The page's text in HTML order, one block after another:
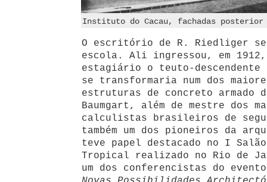
Instituto do Cacau, fachadas
O escritório de R. Riedliger
escola. Ali ingressou, em 1912,
estagiário o teuto-descendente
se transformaria num dos
estruturas de concreto armado
Baumgart, além de mestre dos
calculistas brasileiros de
também um dos pioneiros da
teve papel destacado no I
Tropical realizado no Rio de
um dos conferencistas do